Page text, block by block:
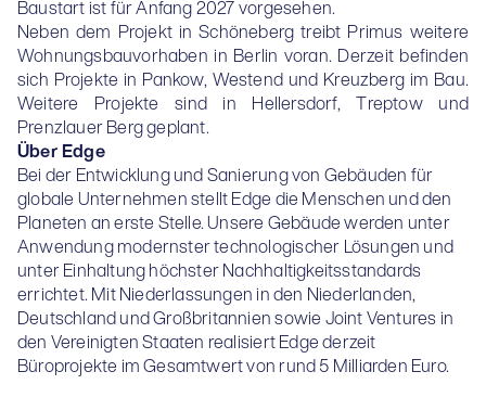
Baustart ist für Anfang 2027 vorgesehen.
Neben dem Projekt in Schöneberg treibt Primus weitere
Wohnungsbauvorhaben in Berlin voran. Derzeit befinden
sich Projekte in Pankow, Westend und Kreuzberg im Bau.
Weitere Projekte sind in Hellersdorf, Treptow und
Prenzlauer Berg geplant.
Über Edge
Bei der Entwicklung und Sanierung von Gebäuden für
globale Unternehmen stellt Edge die Menschen und den
Planeten an erste Stelle. Unsere Gebäude werden unter
Anwendung modernster technologischer Lösungen und
unter Einhaltung höchster Nachhaltigkeitsstandards
errichtet. Mit Niederlassungen in den Niederlanden,
Deutschland und Großbritannien sowie Joint Ventures in
den Vereinigten Staaten realisiert Edge derzeit
Büroprojekte im Gesamtwert von rund 5 Milliarden Euro.